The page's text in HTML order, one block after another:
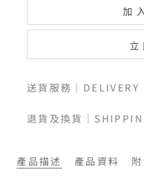
加
送貨服務｜DELIVERY
退貨及換貨｜
產品描述 產品資料